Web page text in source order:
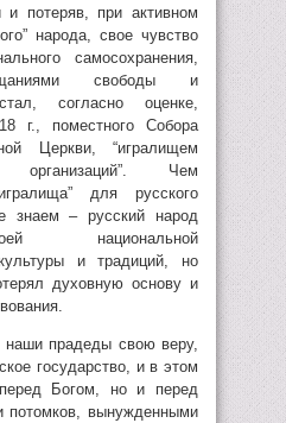
и потеряв, при активном
народа, свое чувство
самосохранения,
свободы и
согласно оценке,
г., поместного Собора
Церкви, “игралищем
организаций”. Чем
для русского
знаем – русский народ
национальной
культуры и традиций, но
духовную основу и
наши прадеды свою веру,
государство, и в этом
Богом, но и перед
потомков, вынужденными